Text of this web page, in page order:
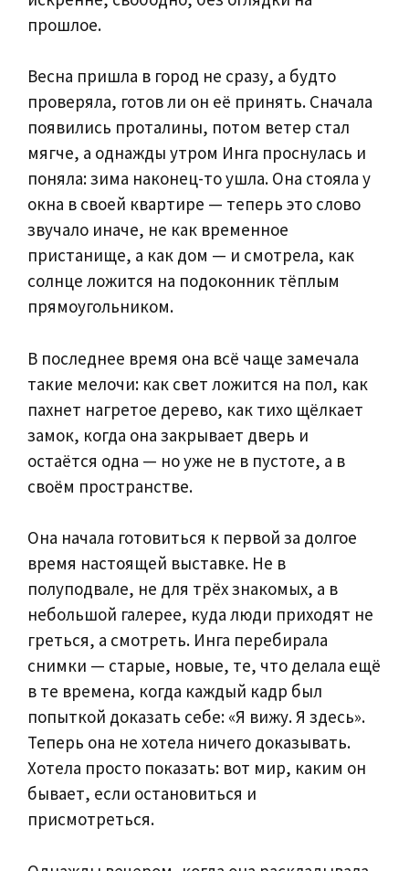
прошлое.
Весна пришла в город не сразу, а будто
проверяла, готов ли он её принять. Сначала
появились проталины, потом ветер стал
мягче, а однажды утром Инга проснулась и
поняла: зима наконец-то ушла. Она стояла у
окна в своей квартире — теперь это слово
звучало иначе, не как временное
пристанище, а как дом — и смотрела, как
солнце ложится на подоконник тёплым
прямоугольником.
В последнее время она всё чаще замечала
такие мелочи: как свет ложится на пол, как
пахнет нагретое дерево, как тихо щёлкает
замок, когда она закрывает дверь и
остаётся одна — но уже не в пустоте, а в
своём пространстве.
Она начала готовиться к первой за долгое
время настоящей выставке. Не в
полуподвале, не для трёх знакомых, а в
небольшой галерее, куда люди приходят не
греться, а смотреть. Инга перебирала
снимки — старые, новые, те, что делала ещё
в те времена, когда каждый кадр был
попыткой доказать себе: «Я вижу. Я здесь».
Теперь она не хотела ничего доказывать.
Хотела просто показать: вот мир, каким он
бывает, если остановиться и
присмотреться.